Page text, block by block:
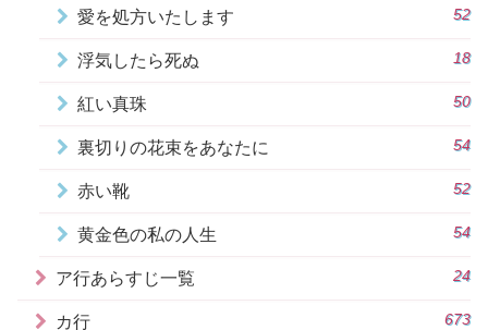
愛を処方いたします 52
浮気したら死ぬ 18
紅い真珠 50
裏切りの花束をあなたに 54
赤い靴 52
黄金色の私の人生 54
ア行あらすじ一覧 24
カ行 673